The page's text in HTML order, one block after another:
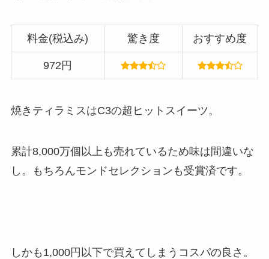
料金(税込み) 驚き度 おすすめ度
972円
焼きティラミスはC3の超ヒットスイーツ。
累計8,000万個以上も売れているため味は間違いな
し。もちろんモンドセレクションも受賞済です。
しかも1,000円以下で買えてしまうコスパの良さ。